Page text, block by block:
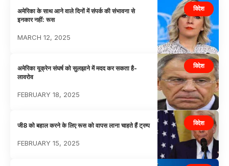
विदेश
अमेरिका के साथ आने वाले दिनों में संपर्क की संभावना से
इनकार नहीं: रूस
MARCH 12, 2025
विदेश
अमेरिका यूक्रेन संघर्ष को सुलझाने में मदद कर सकता है-
लावरोव
FEBRUARY 18, 2025
विदेश
जी8 को बहाल करने के लिए रूस को वापस लाना चाहते हैं ट्रम्प
FEBRUARY 15, 2025